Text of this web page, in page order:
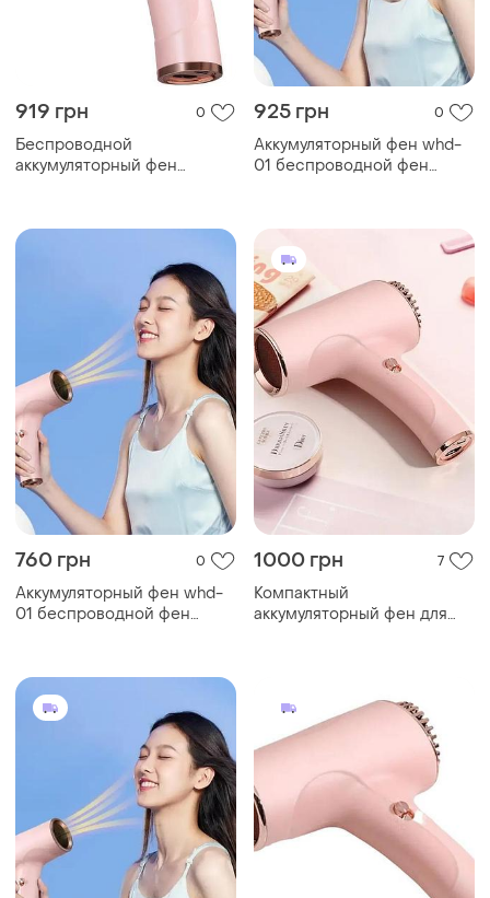
919 грн 0
Беспроводной
аккумуляторный фен
режимами холодного и
горячего воздуха
925 грн 0
Аккумуляторный фен whd-
01 беспроводной фен
760 грн 0
Аккумуляторный фен whd-
01 беспроводной фен
1000 грн 7
Компактный
аккумуляторный фен для